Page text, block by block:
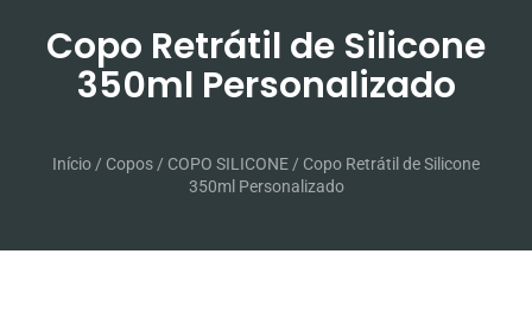
Copo Retrátil de Silicone
350ml Personalizado
Início / Copos / COPO SILICONE / Copo Retrátil de Silicone
350ml Personalizado